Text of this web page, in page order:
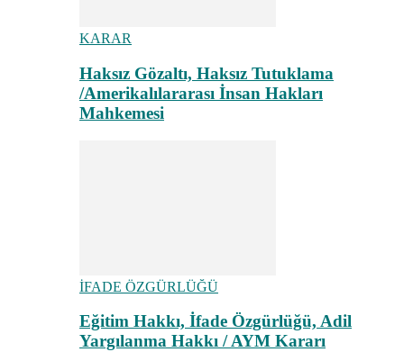
KARAR
Haksız Gözaltı, Haksız Tutuklama
/Amerikalılararası İnsan Hakları
Mahkemesi
İFADE ÖZGÜRLÜĞÜ
Eğitim Hakkı, İfade Özgürlüğü, Adil
Yargılanma Hakkı / AYM Kararı